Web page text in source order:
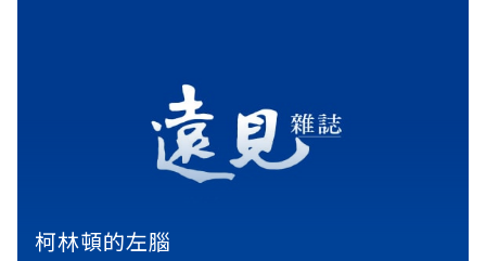
柯林頓的左腦